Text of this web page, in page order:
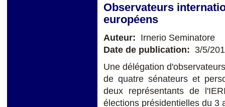
Observateurs
européens
Auteur: Irnerio Seminatore
Date de publication: 3/5/
Une délégation
de quatre sénateurs et
deux représentants de
élections présidentielles du 3